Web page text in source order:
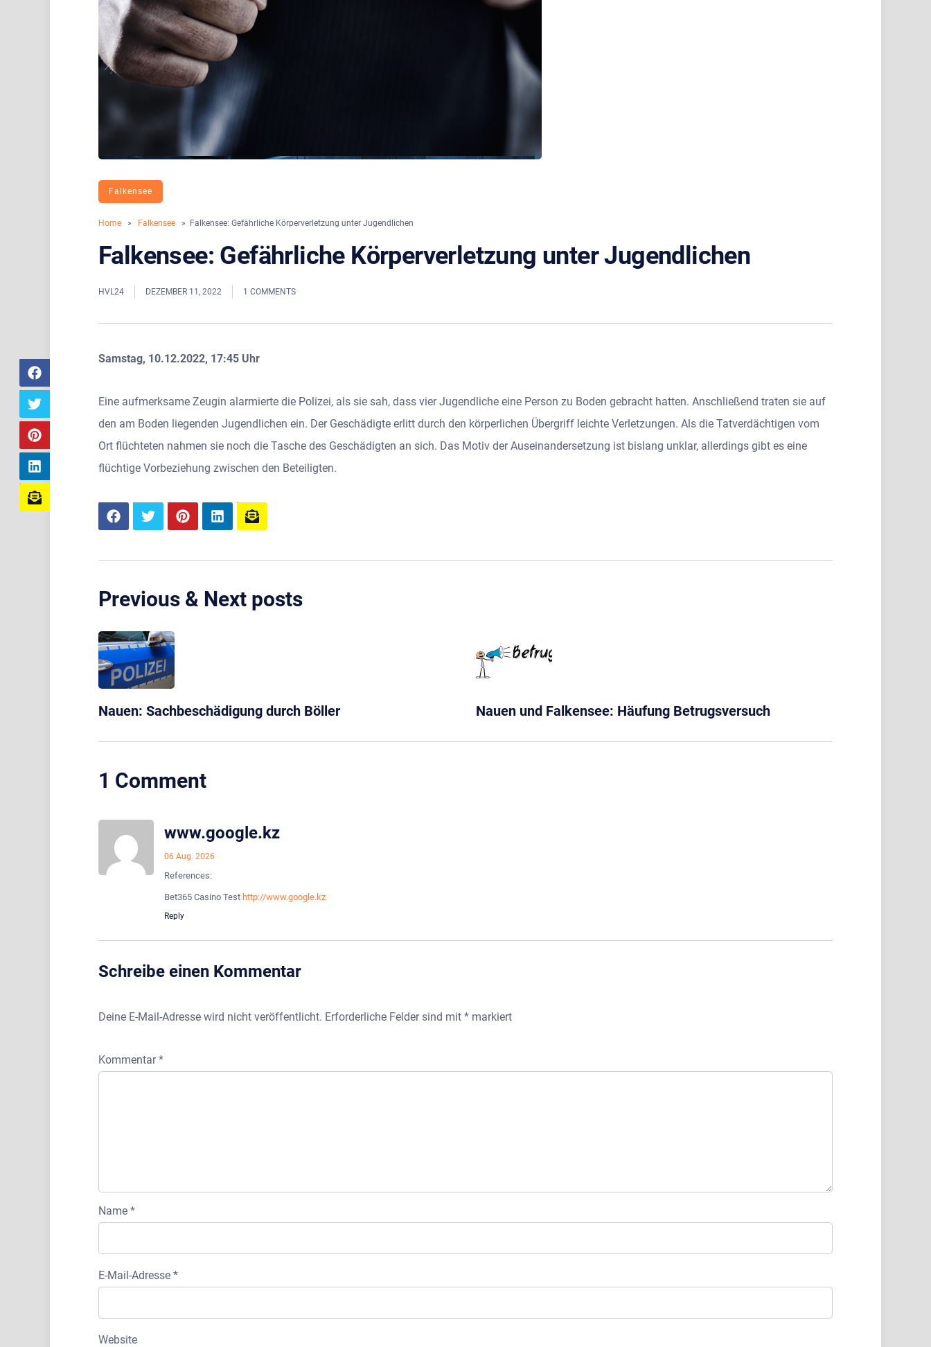
Falkensee
Home » Falkensee » Falkensee: Gefährliche Körperverletzung unter Jugendlichen
Falkensee: Gefährliche Körperverletzung unter Jugendlichen
HVL24 DEZEMBER 11, 2022 1 COMMENTS
Samstag, 10.12.2022, 17:45 Uhr
Eine aufmerksame Zeugin alarmierte die Polizei, als sie sah, dass vier Jugendliche eine Person zu Boden gebracht hatten. Anschließend traten sie auf
den am Boden liegenden Jugendlichen ein. Der Geschädigte erlitt durch den körperlichen Übergriff leichte Verletzungen. Als die Tatverdächtigen vom
Ort flüchteten nahmen sie noch die Tasche des Geschädigten an sich. Das Motiv der Auseinandersetzung ist bislang unklar, allerdings gibt es eine
flüchtige Vorbeziehung zwischen den Beteiligten.
Previous & Next posts
Nauen: Sachbeschädigung durch Böller Nauen und Falkensee: Häufung Betrugsversuch
1 Comment
www.google.kz
06 Aug. 2026
References:
Bet365 Casino Test http://www.google.kz
Reply
Schreibe einen Kommentar
Deine E-Mail-Adresse wird nicht veröffentlicht. Erforderliche Felder sind mit * markiert
Kommentar*
Name *
E-Mail-Adresse *
Website